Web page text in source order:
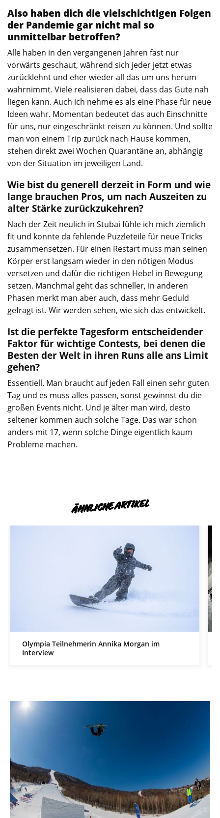
Also haben dich die vielschichtigen Folgen
der Pandemie gar nicht mal so
unmittelbar betroffen?
Alle haben in den vergangenen Jahren fast nur
vorwärts geschaut, während sich jeder jetzt etwas
zurücklehnt und eher wieder all das um uns herum
wahrnimmt. Viele realisieren dabei, dass das Gute nah
liegen kann. Auch ich nehme es als eine Phase für neue
Ideen wahr. Momentan bedeutet das auch Einschnitte
für uns, nur eingeschränkt reisen zu können. Und sollte
man von einem Trip zurück nach Hause kommen,
stehen direkt zwei Wochen Quarantäne an, abhängig
von der Situation im jeweiligen Land.
Wie bist du generell derzeit in Form und wie
lange brauchen Pros, um nach Auszeiten zu
alter Stärke zurückzukehren?
Nach der Zeit neulich in Stubai fühle ich mich ziemlich
fit und konnte da fehlende Puzzleteile für neue Tricks
zusammensetzen. Für einen Restart muss man seinen
Körper erst langsam wieder in den nötigen Modus
versetzen und dafür die richtigen Hebel in Bewegung
setzen. Manchmal geht das schneller, in anderen
Phasen merkt man aber auch, dass mehr Geduld
gefragt ist. Wir werden sehen, wie sich das entwickelt.
Ist die perfekte Tagesform entscheidender
Faktor für wichtige Contests, bei denen die
Besten der Welt in ihren Runs alle ans Limit
gehen?
Essentiell. Man braucht auf jeden Fall einen sehr guten
Tag und es muss alles passen, sonst gewinnst du die
großen Events nicht. Und je älter man wird, desto
seltener kommen auch solche Tage. Das war schon
anders mit 17, wenn solche Dinge eigentlich kaum
Probleme machen.
ÄHNLICHE ARTIKEL
Olympia Teilnehmerin Annika Morgan im
Interview